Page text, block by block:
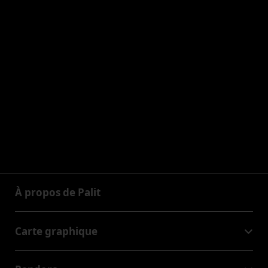
À propos de Palit
Carte graphique